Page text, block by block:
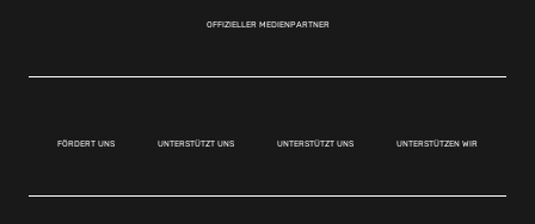
OFFIZIELLER MEDIENPARTNER
FÖRDERT UNS UNTERSTÜTZT UNS UNTERSTÜTZT UNS UNTERSTÜTZEN WIR